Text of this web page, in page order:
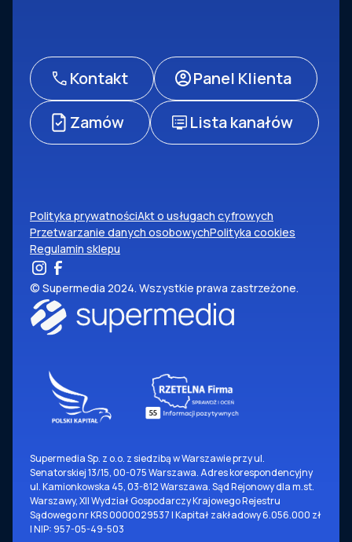
Kontakt Panel Klienta
Zamów Lista kanałów
Polityka prywatnościAkt o usługach cyfrowych
Przetwarzanie danych osobowychPolityka cookies
Regulamin sklepu
© Supermedia 2024. Wszystkie prawa zastrzeżone.
Supermedia Sp. z o.o. z siedzibą w Warszawie przy ul.
Senatorskiej 13/15, 00-075 Warszawa. Adres korespondencyjny
ul. Kamionkowska 45, 03-812 Warszawa. Sąd Rejonowy dla m.st.
Warszawy, XII Wydział Gospodarczy Krajowego Rejestru
Sądowego nr KRS 0000029537 | Kapitał zakładowy 6.056.000 zł
| NIP: 957-05-49-503